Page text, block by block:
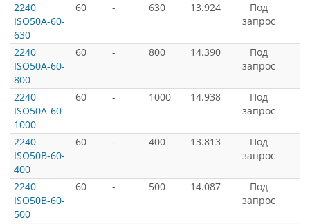
2240
ISO50A-60-
630
60 - 630 13.924
Под
запрос
2240
ISO50A-60-
800
60 - 800 14.390
Под
запрос
2240
ISO50A-60-
1000
60 - 1000 14.938
Под
запрос
2240
ISO50B-60-
400
60 - 400 13.813
Под
запрос
2240
ISO50B-60-
500
60 - 500 14.087
Под
запрос